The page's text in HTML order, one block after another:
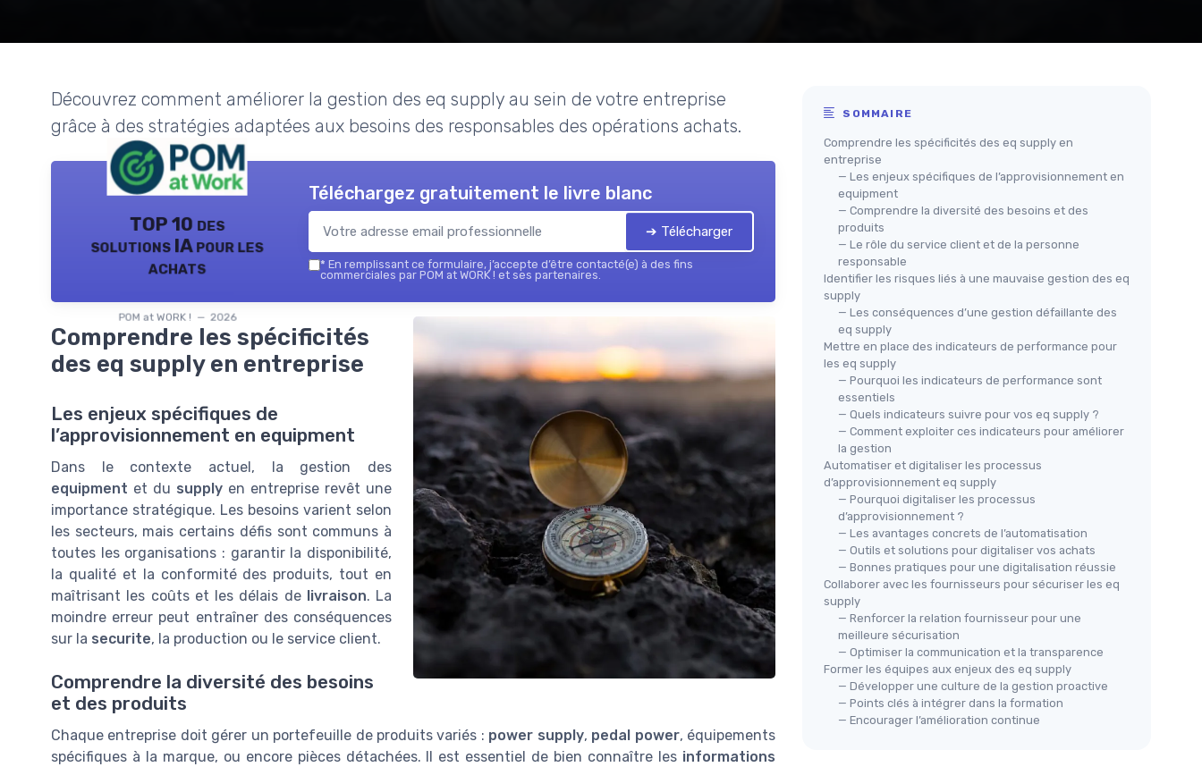
Découvrez comment améliorer la gestion des eq supply au sein de votre entreprise
grâce à des stratégies adaptées aux besoins des responsables des opérations achats.
TOP 10 des
solutions IA pour les
achats
POM at WORK ! — 2026
Téléchargez gratuitement le livre blanc
➔ Télécharger
* En remplissant ce formulaire, j’accepte d’être contacté(e) à des fins
commerciales par POM at WORK ! et ses partenaires.
Comprendre les spécificités
des eq supply en entreprise
Les enjeux spécifiques de
l’approvisionnement en equipment
Dans le contexte actuel, la gestion des
equipment et du supply en entreprise revêt une
importance stratégique. Les besoins varient selon
les secteurs, mais certains défis sont communs à
toutes les organisations : garantir la disponibilité,
la qualité et la conformité des produits, tout en
maîtrisant les coûts et les délais de livraison. La
moindre erreur peut entraîner des conséquences
sur la securite, la production ou le service client.
Comprendre la diversité des besoins
et des produits
Chaque entreprise doit gérer un portefeuille de produits variés : power supply, pedal power, équipements
spécifiques à la marque, ou encore pièces détachées. Il est essentiel de bien connaître les informations
SOMMAIRE
Comprendre les spécificités des eq supply en
entreprise
— Les enjeux spécifiques de l’approvisionnement en
equipment
— Comprendre la diversité des besoins et des
produits
— Le rôle du service client et de la personne
responsable
Identifier les risques liés à une mauvaise gestion des eq
supply
— Les conséquences d’une gestion défaillante des
eq supply
Mettre en place des indicateurs de performance pour
les eq supply
— Pourquoi les indicateurs de performance sont
essentiels
— Quels indicateurs suivre pour vos eq supply ?
— Comment exploiter ces indicateurs pour améliorer
la gestion
Automatiser et digitaliser les processus
d’approvisionnement eq supply
— Pourquoi digitaliser les processus
d’approvisionnement ?
— Les avantages concrets de l’automatisation
— Outils et solutions pour digitaliser vos achats
— Bonnes pratiques pour une digitalisation réussie
Collaborer avec les fournisseurs pour sécuriser les eq
supply
— Renforcer la relation fournisseur pour une
meilleure sécurisation
— Optimiser la communication et la transparence
Former les équipes aux enjeux des eq supply
— Développer une culture de la gestion proactive
— Points clés à intégrer dans la formation
— Encourager l’amélioration continue